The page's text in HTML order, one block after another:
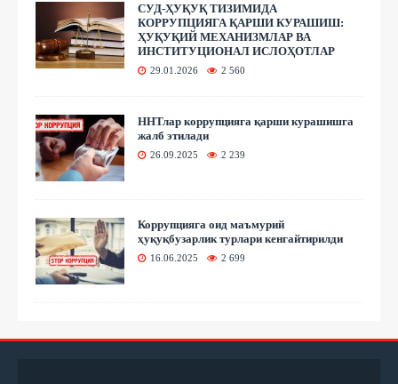
СУД-ҲУҚУҚ ТИЗИМИДА
КОРРУПЦИЯГА ҚАРШИ КУРАШИШ:
ҲУҚУҚИЙ МЕХАНИЗМЛАР ВА
ИНСТИТУЦИОНАЛ ИСЛОҲОТЛАР
29.01.2026 2 560
ННТлар коррупцияга қарши курашишга
жалб этилади
26.09.2025 2 239
Коррупцияга оид маъмурий
ҳуқуқбузарлик турлари кенгайтирилди
16.06.2025 2 699